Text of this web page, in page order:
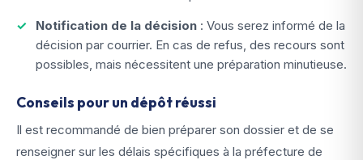
Notification de la décision : Vous serez informé de la
décision par courrier. En cas de refus, des recours sont
possibles, mais nécessitent une préparation minutieuse.
Conseils pour un dépôt réussi
Il est recommandé de bien préparer son dossier et de se
renseigner sur les délais spécifiques à la préfecture de